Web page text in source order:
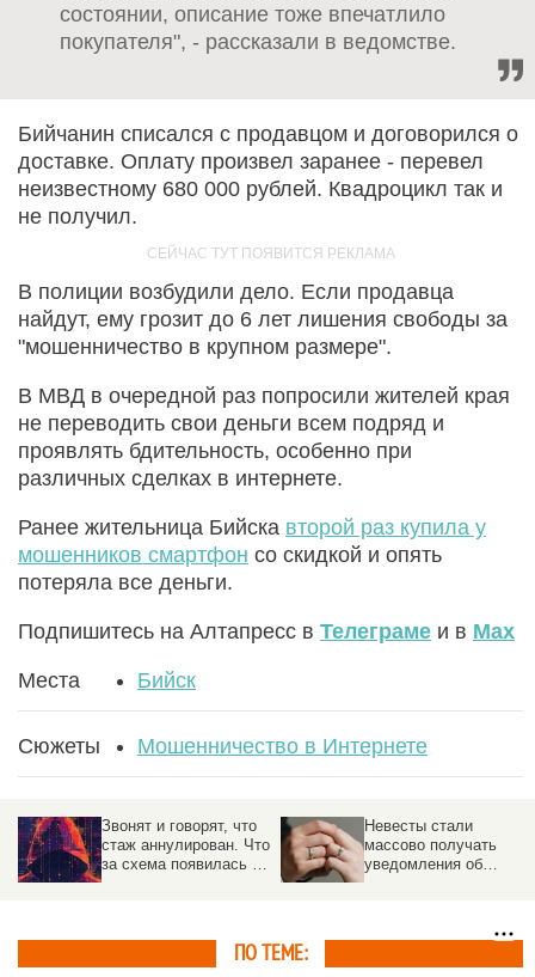
состоянии, описание тоже впечатлило
покупателя", - рассказали в ведомстве.
Бийчанин списался с продавцом и договорился о
доставке. Оплату произвел заранее - перевел
неизвестному 680 000 рублей. Квадроцикл так и
не получил.
В полиции возбудили дело. Если продавца
найдут, ему грозит до 6 лет лишения свободы за
"мошенничество в крупном размере".
В МВД в очередной раз попросили жителей края
не переводить свои деньги всем подряд и
проявлять бдительность, особенно при
различных сделках в интернете.
Ранее жительница Бийска второй раз купила у
мошенников смартфон со скидкой и опять
потеряла все деньги.
Подпишитесь на Алтапресс в Телеграме и в Max
Места Бийск
Сюжеты Мошенничество в Интернете
Звонят и говорят, что
стаж аннулирован. Что
за схема появилась в
Невесты стали
массово получать
уведомления об
ПО ТЕМЕ: